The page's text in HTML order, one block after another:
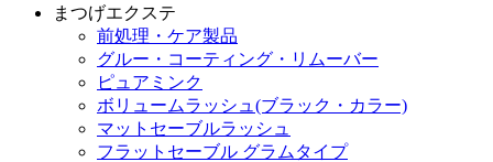
まつげエクステ
前処理・ケア製品
グルー・コーティング・リムーバー
ピュアミンク
ボリュームラッシュ(ブラック・カラー)
マットセーブルラッシュ
フラットセーブル グラムタイプ